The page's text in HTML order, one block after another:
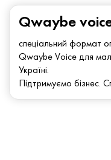
Qwaybe
спеціальний формат
Qwaybe Voice для
Україні.
Підтримуємо бізнес.